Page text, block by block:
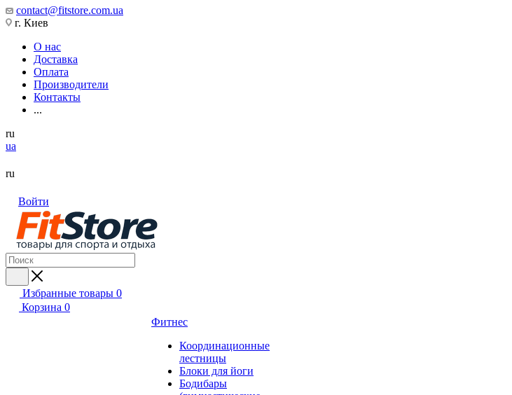
contact@fitstore.com.ua
г. Киев
О нас
Доставка
Оплата
Производители
Контакты
...
ru
ua
ru
Войти
Избранные товары 0
Корзина 0
Фитнес
Координационные
лестницы
Блоки для йоги
Бодибары